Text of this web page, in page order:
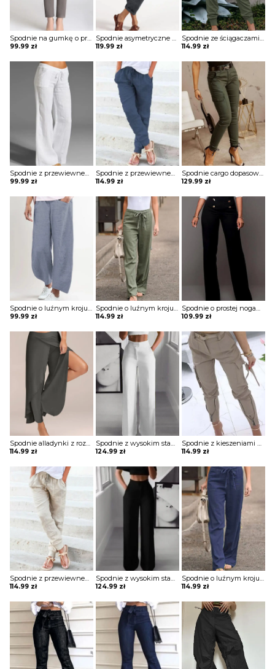
Spodnie na gumkę o prostym kroju
99.99 zł
Spodnie asymetryczne wiązane w pasie
119.99 zł
Spodnie ze ściągaczami z elastycznym pasem
114.99 zł
Spodnie z przewiewnego materiału
99.99 zł
Spodnie z przewiewnego materiału ze ściągaczami
114.99 zł
Spodnie cargo dopasowane
129.99 zł
Spodnie o luźnym kroju z szeroką nogawką
99.99 zł
Spodnie o luźnym kroju wiązane w pasie
114.99 zł
Spodnie o prostej nogawce z ozdobnymi guzikami
109.99 zł
Spodnie alladynki z rozcięciami
114.99 zł
Spodnie z wysokim stanem z rozszerzaną nogawką
124.99 zł
Spodnie z kieszeniami z zamkami i sprzączkami
114.99 zł
Spodnie z przewiewnego materiału ze ściągaczami
114.99 zł
Spodnie z wysokim stanem z rozszerzaną nogawką
124.99 zł
Spodnie o luźnym kroju wiązane w pasie
114.99 zł